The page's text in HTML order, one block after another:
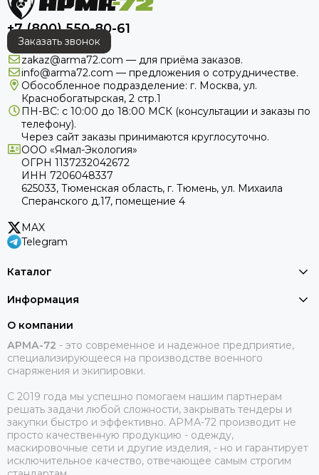
аппарата. Он чувствует каждое ускорение и видит
препятствия так, как если бы пролетал над ними лично.
Использование FPV комплекта дронов
FPV-дроны в современных реалиях играют огромную роль
в области воздушной разведки, тактической связи,
решения военных задач (FPV-камикадзе), съемок, для
проверки труднодоступных конструкций.
+7 (800) 550-80-61
Заказать звонок
zakaz@arma72.com — для приёма заказов.
info@arma72.com — предложения о сотрудничестве.
Обособленное подразделение: г. Москва, ул.
Краснобогатырская, 2 стр.1
ПН-ВС: с 10:00 до 18:00 МСК (консультации и заказы по
телефону).
Через сайт заказы принимаются круглосуточно.
ООО «Ямал-Экология»
ОГРН 1137232042672
ИНН 7206048337
625033, Тюменская область, г. Тюмень, ул. Михаила
Сперанского д.17, помещение 4
MAX
Telegram
Каталог
Информация
О компании
АРМА-72 - это современное и надежное предприятие,
специализирующееся на производстве военного
снаряжения и экипировки.
С 2019 года мы успешно помогаем нашим партнерам
решать задачи любой сложности, закрывать тендеры и
закупки быстро и эффективно. АРМА-72 производит не
просто качественную продукцию - одежду,
маскировочные сети и другие изделия, - но и гарантирует
исключительное качество, отвечающее самым строгим